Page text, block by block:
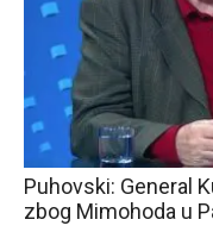
Puhovski: General
zbog Mimohoda u